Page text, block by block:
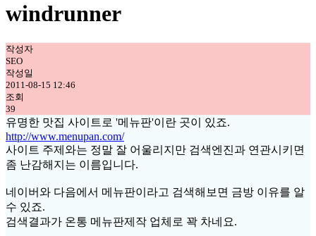
windrunner
작성자
SEO
작성일
2011-08-15 12:46
조회
39
유명한 맛집 사이트로 '메뉴판'이란 곳이 있죠.
http://www.menupan.com/
사이트 주제와는 정말 잘 어울리지만 검색엔진과 연관시키면
좀 난감해지는 이름입니다.
네이버와 다음에서 메뉴판이라고 검색해보면 금방 이유를 알
수 있죠.
검색결과가 온통 메뉴판제작 업체로 꽉 차네요.